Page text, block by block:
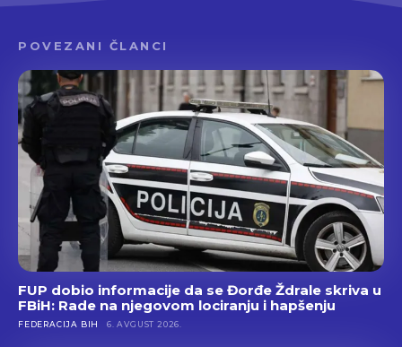
POVEZANI ČLANCI
FUP dobio informacije da se Đorđe Ždrale skriva u
FBiH: Rade na njegovom lociranju i hapšenju
FEDERACIJA BIH 6. AVGUST 2026.